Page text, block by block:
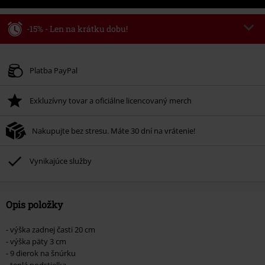
-15% - Len na krátku dobu!
Platné do 8/9/26
Po zadaní kódu v košíku, sa zľava uplatní automaticky.
Nemožno kombinovať s inými akciovými kódmi. Zľava sa nevzťahuje na:
knihy, médiá, vstupenky, Rammstein, (Till) Lindemann, Böhse Onkelz,
ktorých kúpou podporíte nadáciu.
Platba PayPal
Exkluzívny tovar a oficiálne licencovaný merch
Nakupujte bez stresu. Máte 30 dní na vrátenie!
Vynikajúce služby
Opis položky
- výška zadnej časti 20 cm
- výška päty 3 cm
- 9 dierok na šnúrku